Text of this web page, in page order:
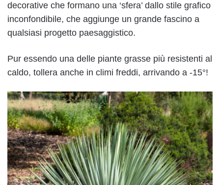
decorative che formano una ‘sfera’ dallo stile grafico
inconfondibile, che aggiunge un grande fascino a
qualsiasi progetto paesaggistico.
Pur essendo una delle piante grasse più resistenti al
caldo, tollera anche in climi freddi, arrivando a -15°!